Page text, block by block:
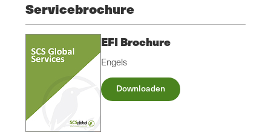
Servicebrochure
EFI Brochure
Engels
Downloaden